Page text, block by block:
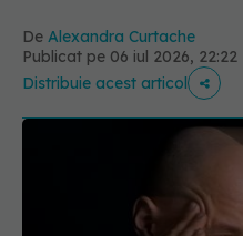
De Alexandra Curtache
Publicat pe 06 iul 2026, 22:22
Distribuie acest articol